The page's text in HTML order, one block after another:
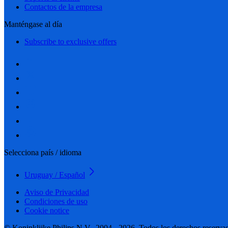
Contactos de la empresa
Manténgase al día
Subscribe to exclusive offers
Selecciona país / idioma
Uruguay / Español
Aviso de Privacidad
Condiciones de uso
Cookie notice